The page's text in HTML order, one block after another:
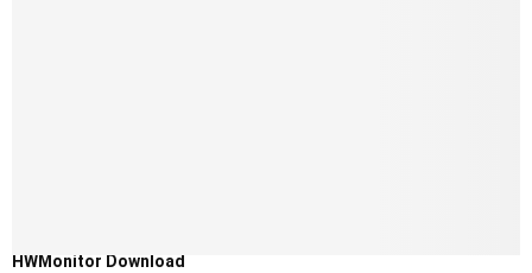
HWMonitor Download